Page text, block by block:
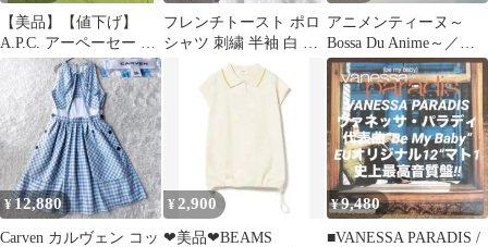
【美品】【値下げ】
A.P.C. アーペーセー エ
ティエンヌ・ダホ コラ
フレンチトースト ポロ
シャツ 刺繍 半袖 白 日
本S相当 通学 カジュア
アニメンティーヌ～
Bossa Du Anime～／ク
レモンティーヌ
¥12,880
Carven カルヴェン コッ
¥ 2,900
❤︎美品❤︎BEAMS
¥9,480
■VANESSA PARADIS /